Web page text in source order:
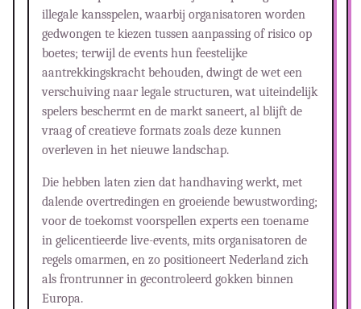
illegale kansspelen, waarbij organisatoren worden
gedwongen te kiezen tussen aanpassing of risico op
boetes; terwijl de events hun feestelijke
aantrekkingskracht behouden, dwingt de wet een
verschuiving naar legale structuren, wat uiteindelijk
spelers beschermt en de markt saneert, al blijft de
vraag of creatieve formats zoals deze kunnen
overleven in het nieuwe landschap.
Die hebben laten zien dat handhaving werkt, met
dalende overtredingen en groeiende bewustwording;
voor de toekomst voorspellen experts een toename
in gelicentieerde live-events, mits organisatoren de
regels omarmen, en zo positioneert Nederland zich
als frontrunner in gecontroleerd gokken binnen
Europa.